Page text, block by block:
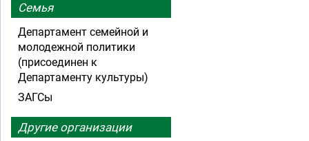
Семья
Департамент семейной и
молодежной политики
(присоединен к
Департаменту культуры)
ЗАГСы
Другие организации